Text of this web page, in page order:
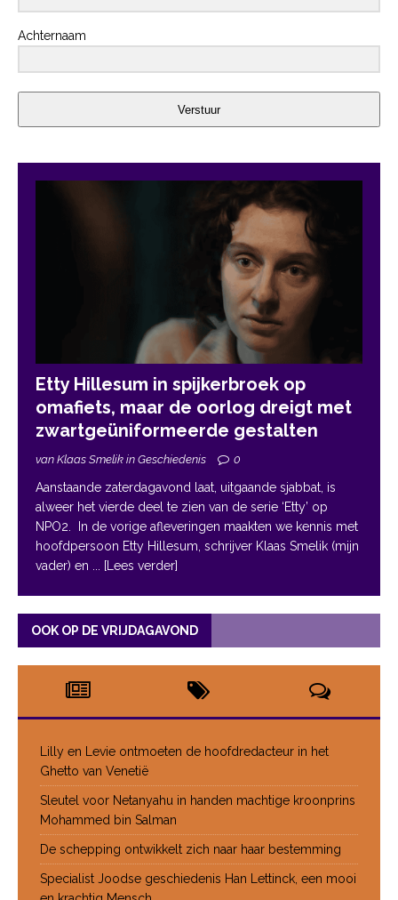
Achternaam
Verstuur
Etty Hillesum in spijkerbroek op
omafiets, maar de oorlog dreigt met
zwartgeüniformeerde gestalten
van Klaas Smelik in Geschiedenis 0
Aanstaande zaterdagavond laat, uitgaande sjabbat, is
alweer het vierde deel te zien van de serie ‘Etty’ op
NPO2. In de vorige afleveringen maakten we kennis met
hoofdpersoon Etty Hillesum, schrijver Klaas Smelik (mijn
vader) en
... [Lees verder]
OOK OP DE VRIJDAGAVOND
Lilly en Levie ontmoeten de hoofdredacteur in het
Ghetto van Venetië
Sleutel voor Netanyahu in handen machtige kroonprins
Mohammed bin Salman
De schepping ontwikkelt zich naar haar bestemming
Specialist Joodse geschiedenis Han Lettinck, een mooi